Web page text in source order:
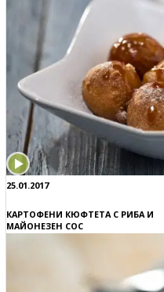
25.01.2017
КАРТОФЕНИ КЮФТЕТА С РИБА И
МАЙОНЕЗЕН СОС